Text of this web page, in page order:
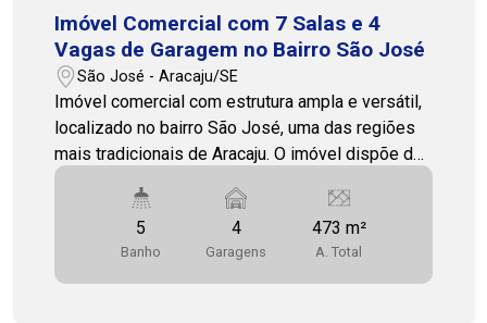
Imóvel Comercial com 7 Salas e 4
Vagas de Garagem no Bairro São José
São José - Aracaju/SE
Imóvel comercial com estrutura ampla e versátil,
localizado no bairro São José, uma das regiões
mais tradicionais de Aracaju. O imóvel dispõe de
recepção, sete salas que permitem diferentes
configurações de uso, sendo uma delas com
banheiro privativo. Conta ainda com cinco
banheiros distribuídos pelo imóvel,
proporcionando praticidade para colaboradores,
5
Banho
4
Garagens
473 m²
A. Total